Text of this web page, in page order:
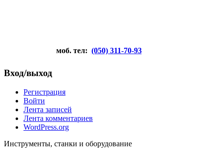
моб. тел: (050) 311-70-93
Вход/выход
Регистрация
Войти
Лента записей
Лента комментариев
WordPress.org
Инструменты, станки и оборудование